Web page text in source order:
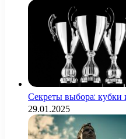
Секреты выбора: кубки
29.01.2025